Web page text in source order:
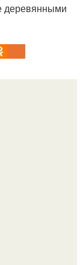
деревянными